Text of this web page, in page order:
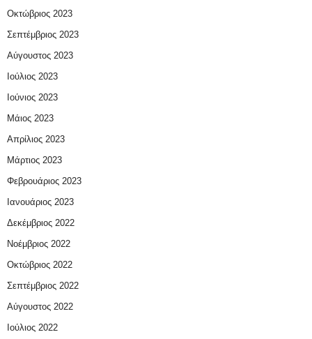
Οκτώβριος 2023
Σεπτέμβριος 2023
Αύγουστος 2023
Ιούλιος 2023
Ιούνιος 2023
Μάιος 2023
Απρίλιος 2023
Μάρτιος 2023
Φεβρουάριος 2023
Ιανουάριος 2023
Δεκέμβριος 2022
Νοέμβριος 2022
Οκτώβριος 2022
Σεπτέμβριος 2022
Αύγουστος 2022
Ιούλιος 2022